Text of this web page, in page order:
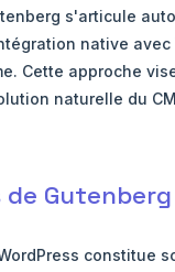
s'articule
native avec
Cette approche
naturelle du
Gutenberg
constitue